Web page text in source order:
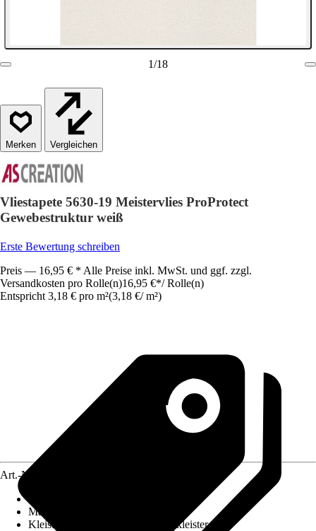
1/18
Vergleichen
Vliestapete 5630-19 Meistervlies ProProtect
Gewebestruktur weiß
Erste Bewertung schreiben
Preis — 16,95 € * Alle Preise inkl. MwSt. und ggf. zzgl.
Versandkosten pro Rolle(n)16,95 €*/ Rolle(n)
Entspricht 3,18 € pro m²(3,18 €/ m²)
Art.-Nr.
Maße (BxH)
Kleisterempfehlung
Vliestapetenkleister